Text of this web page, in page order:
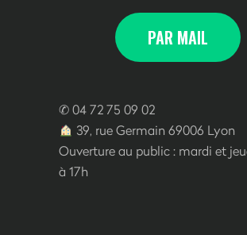
PAR MAIL
✆ 04 72 75 09 02
39, rue Germain 69006 Lyon
Ouverture au public : mardi et
à 17h